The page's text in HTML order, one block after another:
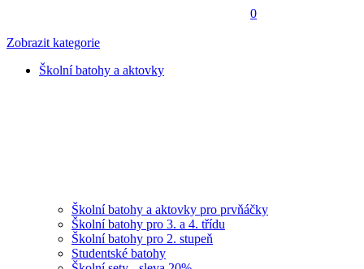
0
Zobrazit kategorie
Školní batohy a aktovky
Školní batohy a aktovky pro prvňáčky
Školní batohy pro 3. a 4. třídu
Školní batohy pro 2. stupeň
Studentské batohy